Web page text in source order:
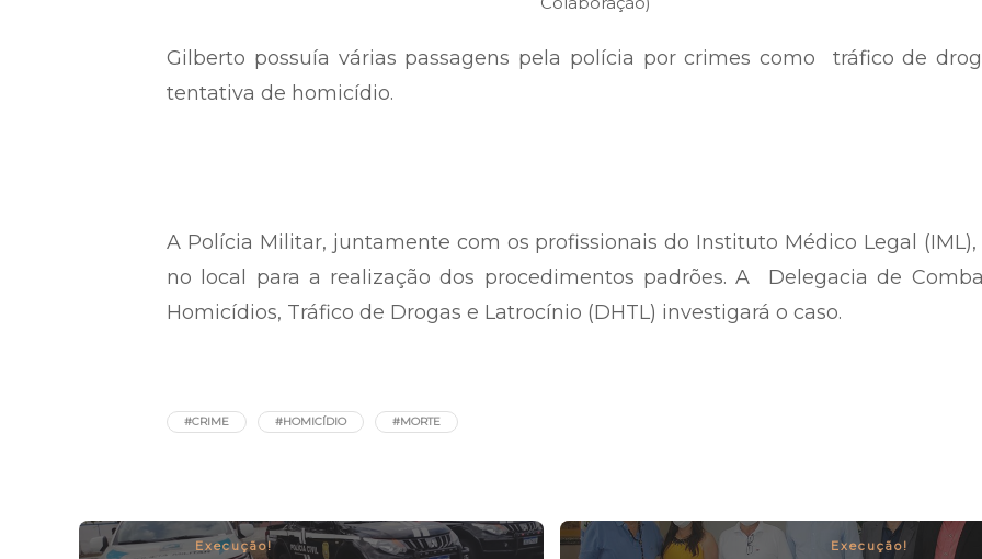
Gilberto possuía várias passagens pela polícia por crimes como tráfico de
tentativa de homicídio.
A Polícia Militar, juntamente com os profissionais do Instituto Médico Legal (IML),
no local para a realização dos procedimentos padrões. A Delegacia de
Homicídios, Tráfico de Drogas e Latrocínio (DHTL) investigará o caso.
#CRIME #HOMICÍDIO #MORTE
Execução! Execução!